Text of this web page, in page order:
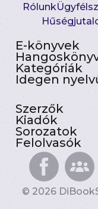
Rólunk
E-könyvek
Kategóriák
Idegen
Szerzők
Kiadók
Sorozatok
Felolvasók
© 2026